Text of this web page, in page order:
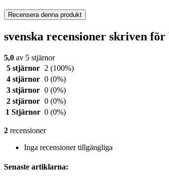
Recensera denna produkt
svenska recensioner skriven
5,0 av 5 stjärnor
5 stjärnor
2 (100%)
4 stjärnor 0 (0%)
3 stjärnor 0 (0%)
2 stjärnor 0 (0%)
1 Stjärnor 0 (0%)
2 recensioner
Inga recensioner tillgängliga
Senaste artiklarna: